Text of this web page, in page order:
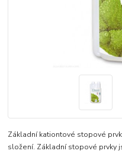
Základní kationtové stopové
složení. Základní stopové prvky